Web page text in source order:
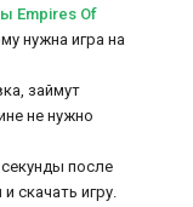
Empires Of
нужна игра на
займут
не нужно
после
скачать игру.